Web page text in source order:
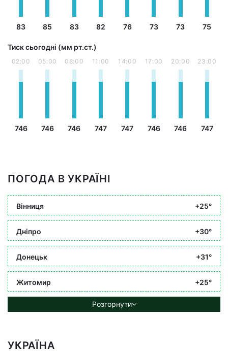
83 85 83 82 76 73 73 75
Тиск сьогодні (мм рт.ст.)
02:00
746
05:00
746
08:00
746
11:00
747
14:00
747
17:00
746
20:00
746
23:00
747
ПОГОДА В УКРАЇНІ
Вінниця +25°
Дніпро +30°
Донецьк +31°
Житомир +25°
Розгорнути
УКРАЇНА